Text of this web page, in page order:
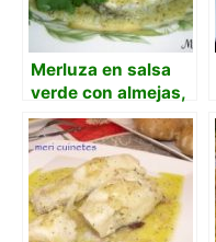
Merluza en salsa
verde con almejas,
cebolla y maicena